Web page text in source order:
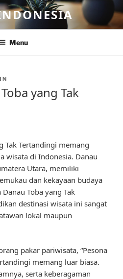
Menu
yang Tak
Tak Tertandingi memang
wisata di Indonesia. Danau
Utara, memiliki
dan kekayaan budaya
Toba yang Tak
destinasi wisata ini sangat
lokal maupun
pakar pariwisata, “Pesona
memang luar biasa.
serta keberagaman